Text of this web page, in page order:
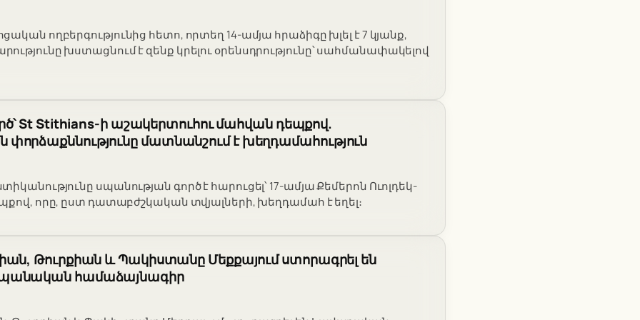
ողբերգությունից հետո, որտեղ 14-ամյա հրաձիգը խլել է 7 կյանք,
խստացնում է զենք կրելու օրենսդրությունը՝ սահմանափակելով
St Stithians-ի աշակերտուհու մահվան դեպքով.
մատնանշում է խեղդամահություն
սպանության գործ է հարուցել՝ 17-ամյա Քեմերոն Ուոլդեկ-
որը, ըստ դատաբժշկական տվյալների, խեղդամահ է եղել։
Թուրքիան և Պակիստանը Մեքքայում ստորագրել են
համաձայնագիր